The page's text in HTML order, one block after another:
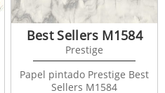
Best Sellers M1584
Prestige
Papel pintado Prestige Best
Sellers M1584